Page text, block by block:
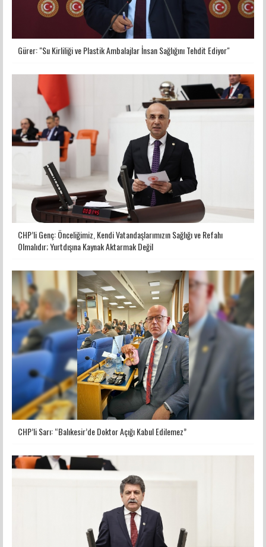
Gürer: "Su Kirliliği ve Plastik Ambalajlar İnsan Sağlığını Tehdit Ediyor"
CHP’li Genç: Önceliğimiz, Kendi Vatandaşlarımızın Sağlığı ve Refahı
Olmalıdır; Yurtdışına Kaynak Aktarmak Değil
CHP’li Sarı: “Balıkesir’de Doktor Açığı Kabul Edilemez”